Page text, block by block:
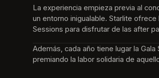
La experiencia empieza previa al
un entorno inigualable. Starlite
Sessions para disfrutar de las after
Además, cada año tiene lugar la
premiando la labor solidaria de